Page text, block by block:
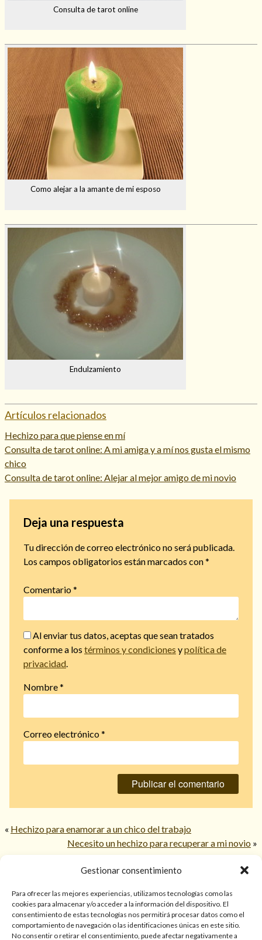
Gestionar consentimiento
Para ofrecer las mejores experiencias, utilizamos tecnologías como las
cookies para almacenar y/o acceder a la información del dispositivo. El
consentimiento de estas tecnologías nos permitirá procesar datos como el
comportamiento de navegación o las identificaciones únicas en este sitio.
No consentir o retirar el consentimiento, puede afectar negativamente a
Consulta de tarot online
Como alejar a la amante de mi esposo
Endulzamiento
Artículos relacionados
Hechizo para que piense en mí
Consulta de tarot online: A mi amiga y a mí nos gusta el mismo
chico
Consulta de tarot online: Alejar al mejor amigo de mi novio
Deja una respuesta
Tu dirección de correo electrónico no será publicada.
Los campos obligatorios están marcados con*
Comentario*
Al enviar tus datos, aceptas que sean tratados
conforme a los términos y condiciones ypolítica de
privacidad
Nombre*
Correo electrónico*
« Hechizo para enamorar a un chico del trabajo
Necesito un hechizo para recuperar a mi novio »
Sólo para mayores de 18 años. Las lecturas de cartas, hechizos,
amarres, endulzamientos, videncias y predicciones tienen